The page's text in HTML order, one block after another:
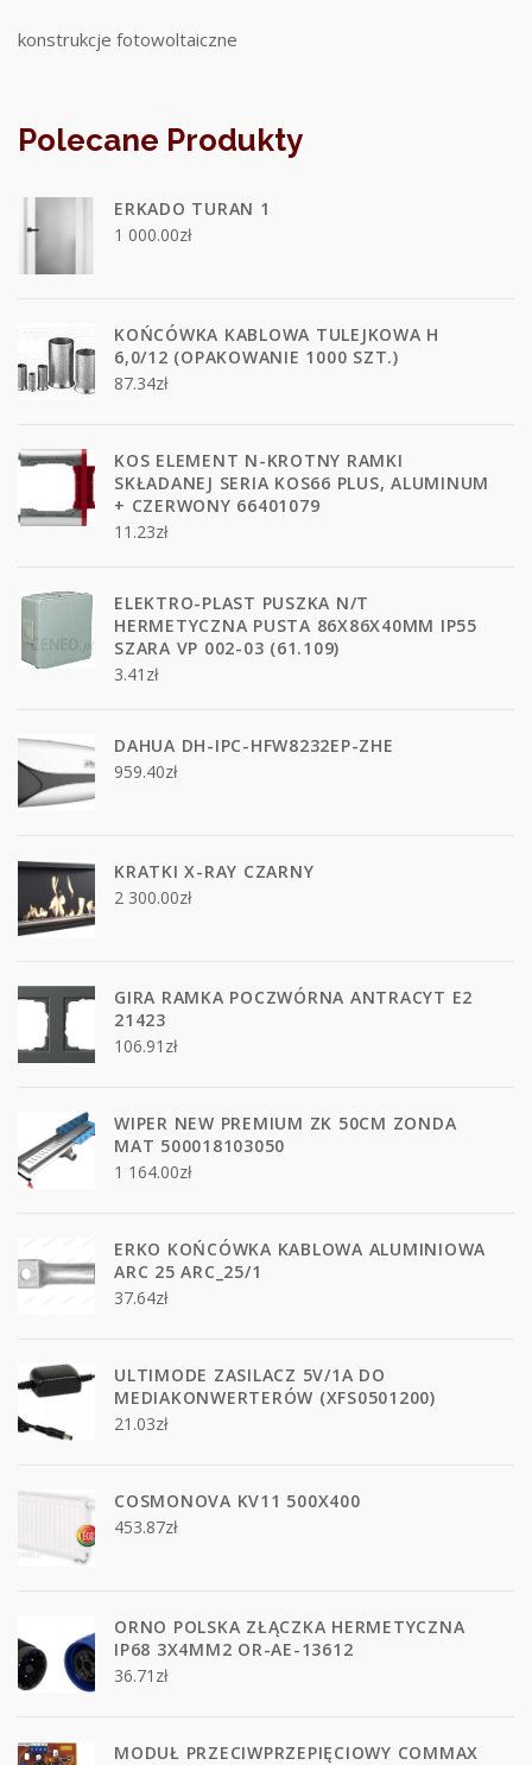
konstrukcje fotowoltaiczne
Polecane Produkty
ERKADO TURAN 1
1 000.00zł
KOŃCÓWKA KABLOWA TULEJKOWA H
6,0/12 (OPAKOWANIE 1000 SZT.)
87.34zł
KOS ELEMENT N-KROTNY RAMKI
SKŁADANEJ SERIA KOS66 PLUS, ALUMINUM
+ CZERWONY 66401079
11.23zł
ELEKTRO-PLAST PUSZKA N/T
HERMETYCZNA PUSTA 86X86X40MM IP55
SZARA VP 002-03 (61.109)
3.41 zł
DAHUA DH-IPC-HFW8232EP-ZHE
959.40zł
KRATKI X-RAY CZARNY
2 300.00zł
GIRA RAMKA POCZWÓRNA ANTRACYT E2
21423
106.91 zł
WIPER NEW PREMIUM ZK 50CM ZONDA
MAT 500018103050
1 164.00zł
ERKO KOŃCÓWKA KABLOWA ALUMINIOWA
ARC 25 ARC_25/1
37.64zł
ULTIMODE ZASILACZ 5V/1A DO
MEDIAKONWERTERÓW (XFS0501200)
21.03zł
COSMONOVA KV11 500X400
453.87zł
ORNO POLSKA ZŁĄCZKA HERMETYCZNA
IP68 3X4MM2 OR-AE-13612
36.71 zł
MODUŁ PRZECIWPRZEPIĘCIOWY COMMAX